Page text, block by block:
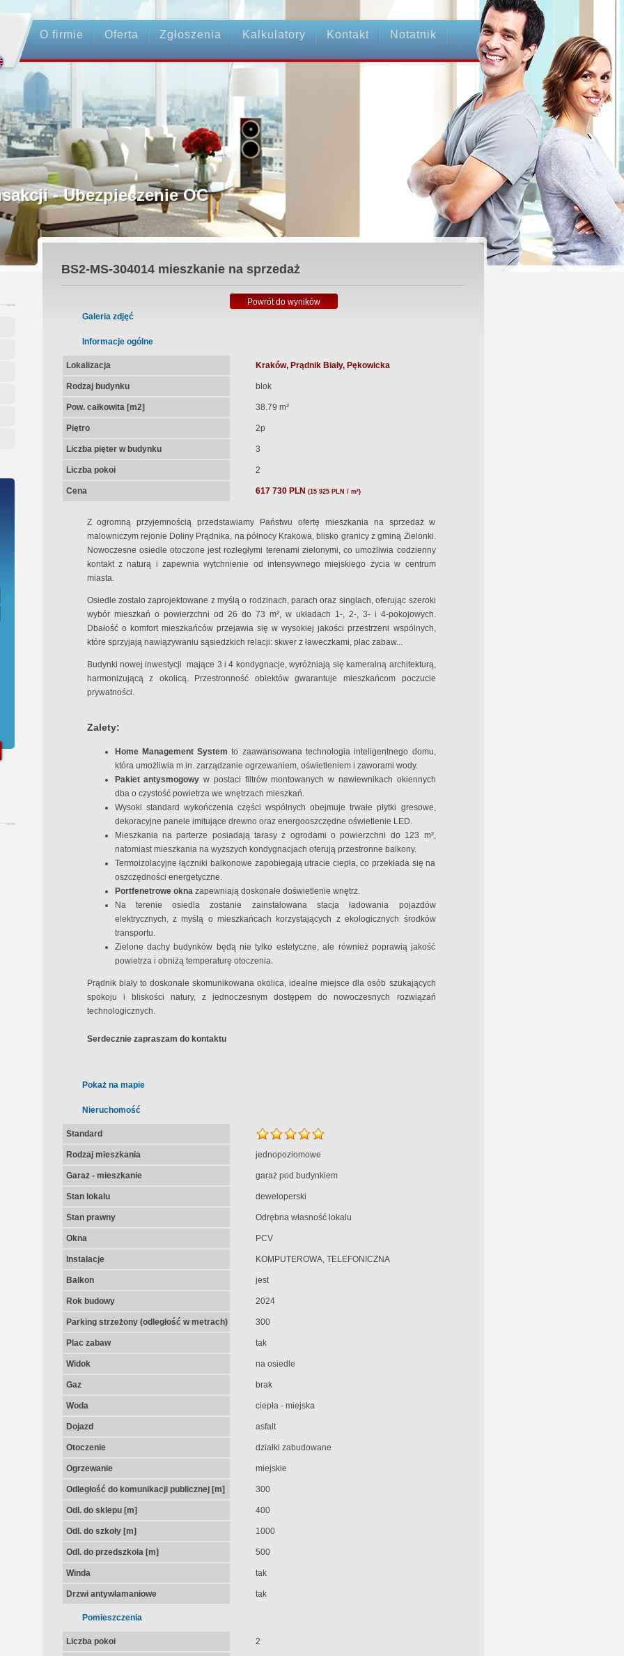
O firmie Oferta Zgłoszenia Kalkulatory Kontakt Notatnik
- Ubezpieczenie OC
Umowa Notarialna
BS2-MS-304014mieszkanie na sprzedaż
Powrót do wyników
Galeria zdjęć
Informacje ogólne
Lokalizacja Kraków, Prądnik Biały, Pękowicka
Rodzaj budynku blok
Pow. całkowita [m2] 38.79 m²
Piętro 2p
Liczba pięter w budynku 3
Liczba pokoi 2
Cena 617 730 PLN (15 925 PLN / m²)
Z ogromną przyjemnością przedstawiamy Państwu ofertę mieszkania na sprzedaż w
malowniczym rejonie Doliny Prądnika, na północy Krakowa, blisko granicy z gminą Zielonki.
Nowoczesne osiedle otoczone jest rozległymi terenami zielonymi, co umożliwia codzienny
kontakt z naturą i zapewnia wytchnienie od intensywnego miejskiego życia w centrum
miasta.
Osiedle zostało zaprojektowane z myślą o rodzinach, parach oraz singlach, oferując szeroki
wybór mieszkań o powierzchni od 26 do 73 m², w układach 1-, 2-, 3- i 4-pokojowych.
Dbałość o komfort mieszkańców przejawia się w wysokiej jakości przestrzeni wspólnych,
które sprzyjają nawiązywaniu sąsiedzkich relacji: skwer z ławeczkami, plac zabaw...
Budynki nowej inwestycji mające 3 i 4 kondygnacje, wyróżniają się kameralną architekturą,
harmonizującą z okolicą. Przestronność obiektów gwarantuje mieszkańcom poczucie
prywatności.
Zalety:
Home Management System to zaawansowana technologia inteligentnego domu,
która umożliwia m.in. zarządzanie ogrzewaniem, oświetleniem i zaworami wody.
Pakiet antysmogowy w postaci filtrów montowanych w nawiewnikach okiennych
dba o czystość powietrza we wnętrzach mieszkań.
Wysoki standard wykończenia części wspólnych obejmuje trwałe płytki gresowe,
dekoracyjne panele imitujące drewno oraz energooszczędne oświetlenie LED.
Mieszkania na parterze posiadają tarasy z ogrodami o powierzchni do 123 m²,
natomiast mieszkania na wyższych kondygnacjach oferują przestronne balkony.
Termoizolacyjne łączniki balkonowe zapobiegają utracie ciepła, co przekłada się na
oszczędności energetyczne.
Portfenetrowe oknazapewniają doskonałe doświetlenie wnętrz.
Na terenie osiedla zostanie zainstalowana stacja ładowania pojazdów
elektrycznych, z myślą o mieszkańcach korzystających z ekologicznych środków
transportu.
Zielone dachy budynków będą nie tylko estetyczne, ale również poprawią jakość
powietrza i obniżą temperaturę otoczenia.
Prądnik biały to doskonale skomunikowana okolica, idealne miejsce dla osób szukających
spokoju i bliskości natury, z jednoczesnym dostępem do nowoczesnych rozwiązań
technologicznych.
Serdecznie zapraszam do kontaktu
Pokaż na mapie
Nieruchomość
Standard
Rodzaj mieszkania jednopoziomowe
Garaż - mieszkanie garaż pod budynkiem
Stan lokalu deweloperski
Stan prawny Odrębna własność lokalu
Okna PCV
Instalacje KOMPUTEROWA, TELEFONICZNA
Balkon jest
Rok budowy 2024
Parking strzeżony (odległość w metrach) 300
Plac zabaw tak
Widok na osiedle
Gaz brak
Woda ciepła - miejska
Dojazd asfalt
Otoczenie działki zabudowane
Ogrzewanie miejskie
Odległość do komunikacji publicznej [m] 300
Odl. do sklepu [m] 400
Odl. do szkoły [m] 1000
Odl. do przedszkola [m] 500
Winda tak
Drzwi antywłamaniowe tak
Pomieszczenia
Liczba pokoi 2